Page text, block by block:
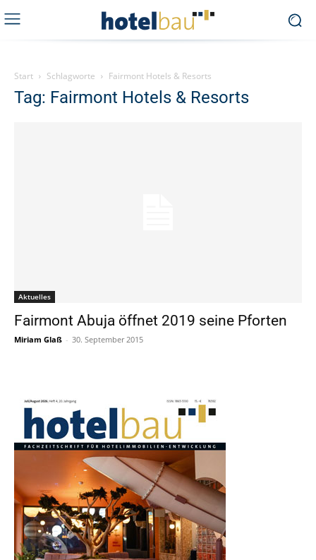
Start Schlagworte Fairmont Hotels & Resorts
Tag: Fairmont Hotels & Resorts
Aktuelles
Fairmont Abuja öffnet 2019 seine Pforten
Miriam Glaß - 30. September 2015